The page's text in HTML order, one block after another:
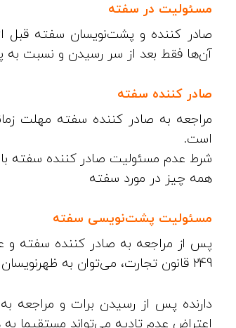
مسئولیت در سفته
صادر کننده و پشت‌نویسان سفته قبل
آن‌ها فقط بعد از سر رسیدن و نسبت
صادر کننده سفته
مراجعه به صادر کننده سفته مهلت
است.
شرط عدم مسئولیت صادر کننده سفته
همه چیز در مورد سفته
مسئولیت پشت‌نویسی سفته
پس از مراجعه به صادر کننده سفته و
249 قانون تجارت، می‌توان به ظهرنویسان مراجعه کند.
دارنده پس از رسیدن برات و مراجعه
اعتراض عدم تادیه می‌تواند مستقیما